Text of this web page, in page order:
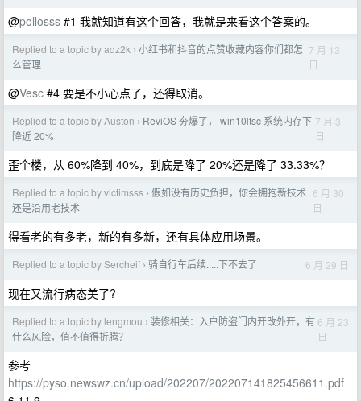
@pollosss #1 我就知道有这个回答，我就是来看这个答案的。
Replied to a topic by adz2k › 小红书和抖音的点赞收藏内容你们都怎
么管理
7 月 13
日
@Vesc #4 要是不小心点了，还得取消。
Replied to a topic by Auston › ReviOS 夯爆了， win10ltsc 系统内存下
降近 20%
7 月 3
日
歪个楼，从 60%降到 40%，到底是降了 20%还是降了 33.33%？
Replied to a topic by victimsss › 假如没有历史负担，你会拥抱新技术
还是沿用老技术
6 月 30
日
得看老的有多老，新的有多新，还有具体应用场景。
Replied to a topic by Sercheif › 骑自行车后续.....下不去了 6 月 29 日
现在又流行病态美了?
Replied to a topic by lengmou › 装修相关：入户防盗门内开改外开，有
什么风险，值不值得折腾？
6 月 23
日
参考
https://pyso.newswz.cn/upload/202207/202207141825456611.pdf